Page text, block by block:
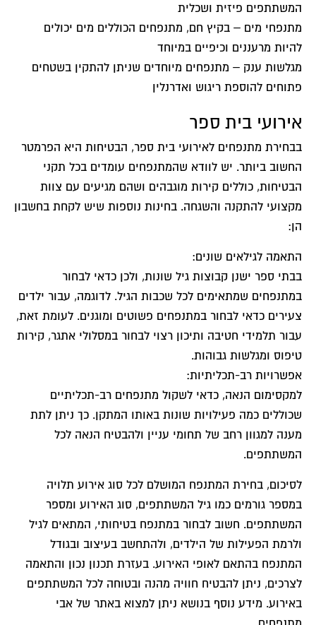
המשתתפים פיזית ושכלית
מתנפחי מים – בקיץ חם, מתנפחים הכוללים מים יכולים
להיות מרעננים וכיפיים במיוחד
מגלשות ענק – מתנפחים מיוחדים שניתן להתקין בשטחים
פתוחים להוספת ריגוש ואדרנלין
אירועי בית ספר
בבחירת מתנפחים לאירועי בית ספר, הבטיחות היא הפרמטר
החשוב ביותר. יש לוודא שהמתנפחים עומדים בכל תקני
הבטיחות, כוללים קירות מוגבהים ושהם מגיעים עם צוות
מקצועי להתקנה והשגחה. בחינות נוספות שיש לקחת בחשבון
הן:
התאמה לגילאים שונים:
בבתי ספר ישנן קבוצות גיל שונות, ולכן כדאי לבחור
במתנפחים שמתאימים לכל שכבות הגיל. לדוגמה, עבור ילדים
צעירים כדאי לבחור במתנפחים פשוטים ומוגנים. לעומת זאת,
עבור תלמידי חטיבה ותיכון רצוי לבחור במסלולי אתגר, קירות
טיפוס ומגלשות גבוהות.
אפשרויות רב-תכליתיות:
למקסימום הנאה, כדאי לשקול מתנפחים רב-תכליתיים
שכוללים כמה פעילויות שונות באותו המתקן. כך ניתן לתת
מענה למגוון רחב של תחומי עניין ולהבטיח הנאה לכל
המשתתפים.
לסיכום, בחירת המתנפח המושלם לכל סוג אירוע תלויה
במספר גורמים כמו גיל המשתתפים, סוג האירוע ומספר
המשתתפים. חשוב לבחור במתנפח בטיחותי, המתאים לגיל
ולרמת הפעילות של הילדים, ולהתחשב בעיצוב ובגודל
המתנפח בהתאם לאופי האירוע. בעזרת תכנון נכון והתאמה
לצרכים, ניתן להבטיח חוויה מהנה ובטוחה לכל המשתתפים
באירוע. מידע נוסף בנושא ניתן למצוא באתר של אבי